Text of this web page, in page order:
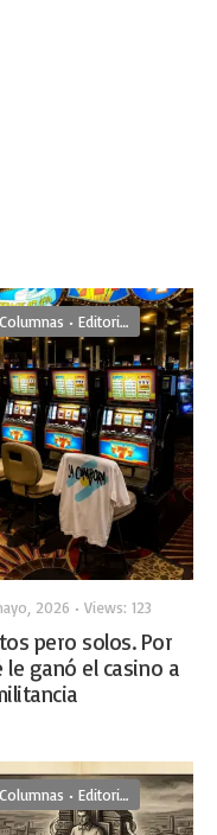
Columnas • Editoriales
2026 • Views: 123
pero solos. Por
le ganó el casino a
Columnas • Editoriales